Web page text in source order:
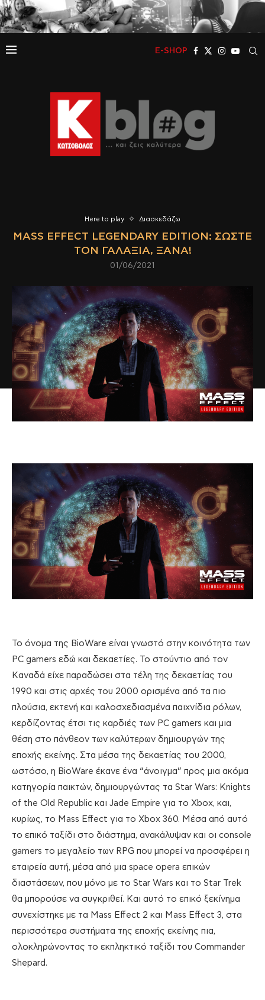
E-SHOP
Here to play Διασκεδάζω
MASS EFFECT LEGENDARY EDITION: ΣΏΣΤΕ
ΤΟΝ ΓΑΛΑΞΊΑ, ΞΑΝΆ!
01/06/2021
Το όνομα της BioWare είναι γνωστό στην κοινότητα των
PC gamers εδώ και δεκαετίες. Το στούντιο από τον
Καναδά είχε παραδώσει στα τέλη της δεκαετίας του
1990 και στις αρχές του 2000 ορισμένα από τα πιο
πλούσια, εκτενή και καλοσχεδιασμένα παιχνίδια ρόλων,
κερδίζοντας έτσι τις καρδιές των PC gamers και μια
θέση στο πάνθεον των καλύτερων δημιουργών της
εποχής εκείνης. Στα μέσα της δεκαετίας του 2000,
ωστόσο, η BioWare έκανε ένα “άνοιγμα” προς μια ακόμα
κατηγορία παικτών, δημιουργώντας τα Star Wars: Knights
of the Old Republic και Jade Empire για το Xbox, και,
κυρίως, το Mass Effect για το Xbox 360. Μέσα από αυτό
το επικό ταξίδι στο διάστημα, ανακάλυψαν και οι console
gamers το μεγαλείο των RPG που μπορεί να προσφέρει η
εταιρεία αυτή, μέσα από μια space opera επικών
διαστάσεων, που μόνο με το Star Wars και το Star Trek
θα μπορούσε να συγκριθεί. Και αυτό το επικό ξεκίνημα
συνεχίστηκε με τα Mass Effect 2 και Mass Effect 3, στα
περισσότερα συστήματα της εποχής εκείνης πια,
ολοκληρώνοντας το εκπληκτικό ταξίδι του Commander
Shepard.